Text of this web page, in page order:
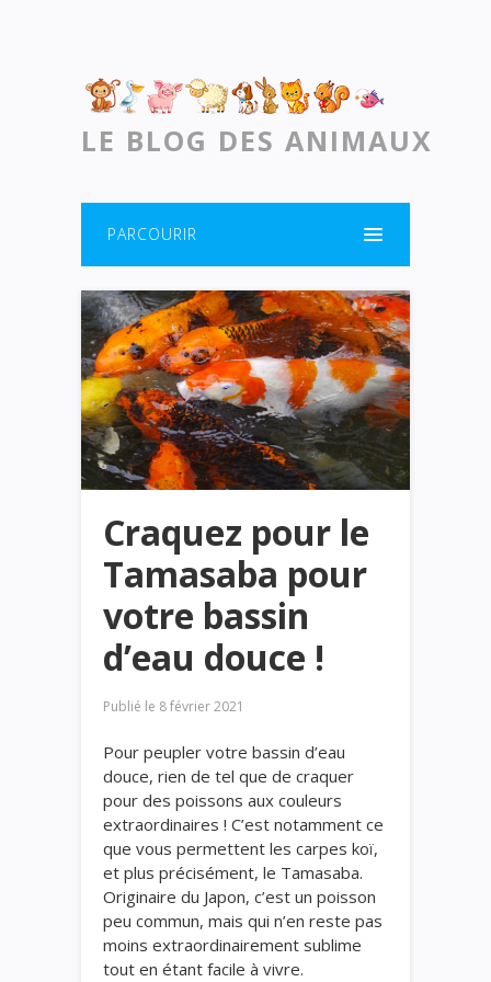
LE BLOG DES ANIMAUX
PARCOURIR
Craquez pour le
Tamasaba pour
votre bassin
d’eau douce !
Publié le 8 février 2021
Pour peupler votre bassin d’eau
douce, rien de tel que de craquer
pour des poissons aux couleurs
extraordinaires ! C’est notamment ce
que vous permettent les carpes koï,
et plus précisément, le Tamasaba.
Originaire du Japon, c’est un poisson
peu commun, mais qui n’en reste pas
moins extraordinairement sublime
tout en étant facile à vivre.